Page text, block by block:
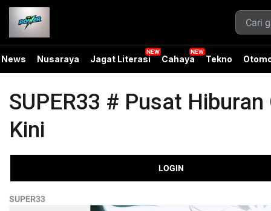
News Nusaraya Jagat Literasi Cahaya Tekno
SUPER33 # Pusat
Kini
LOGIN
SUPER33